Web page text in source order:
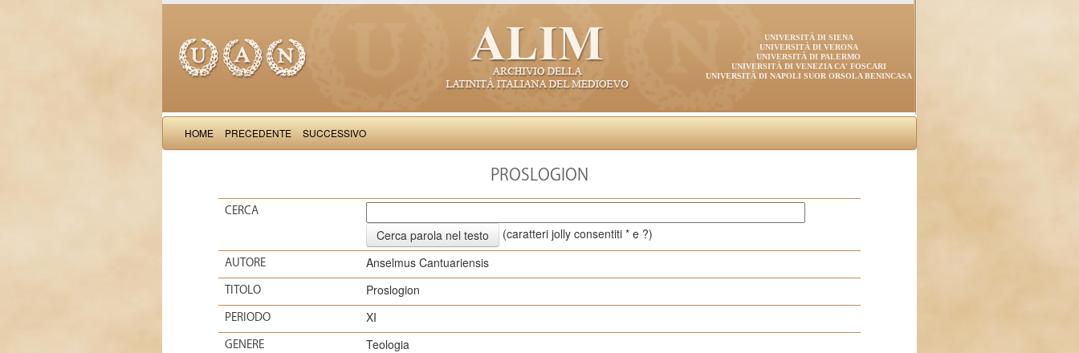
UNIVERSITÀ DI SIENA
UNIVERSITÀ DI VERONA
UNIVERSITÀ DI PALERMO
UNIVERSITÀ DI VENEZIA CA' FOSCARI
UNIVERSITÀ DI NAPOLI SUOR ORSOLA BENINCASA
HOME PRECEDENTE SUCCESSIVO
PROSLOGION
CERCA
(caratteri jolly consentiti * e ?)
AUTORE Anselmus Cantuariensis
TITOLO Proslogion
PERIODO XI
GENERE Teologia